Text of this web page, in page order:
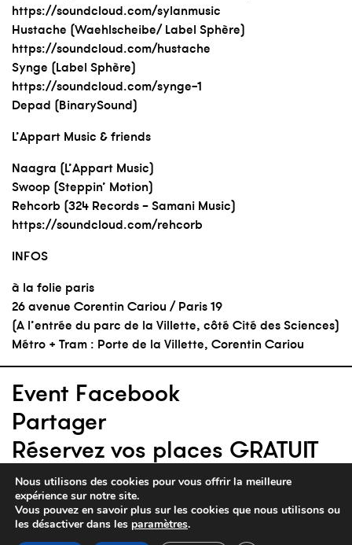
https://soundcloud.com/sylanmusic
Hustache (Waehlscheibe/ Label Sphère)
https://soundcloud.com/hustache
Synge (Label Sphère)
https://soundcloud.com/synge-1
Depad (BinarySound)
L’Appart Music & friends
Naagra (L’Appart Music)
Swoop (Steppin’ Motion)
Rehcorb (324 Records – Samani Music)
https://soundcloud.com/rehcorb
INFOS
à la folie paris
26 avenue Corentin Cariou / Paris 19
(A l’entrée du parc de la Villette, côté Cité des Sciences)
Métro + Tram : Porte de la Villette, Corentin Cariou
Event Facebook
Partager
Réservez vos places GRATUIT
parc de la villette — 26 avenue corentin cariou
Nous utilisons des cookies pour vous offrir la meilleure
expérience sur notre site.
Vous pouvez en savoir plus sur les cookies que nous utilisons ou
les désactiver dans les paramètres.